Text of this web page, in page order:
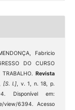
Fabricio
DO CURSO
TRABALHO.Revista
[S. l.] , v. 1, n. 18, p.
Disponível em:
view/6394. Acesso